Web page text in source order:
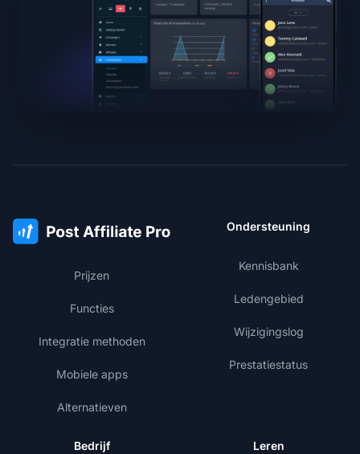
Prijzen
Functies
Integratie methoden
Mobiele apps
Alternatieven
Ondersteuning
Kennisbank
Ledengebied
Wijzigingslog
Prestatiestatus
Bedrijf Leren